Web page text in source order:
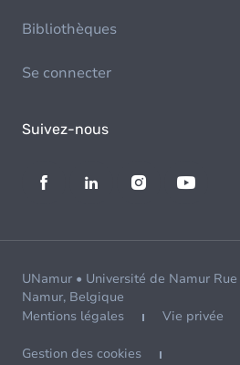
Bibliothèques
Se connecter
Suivez-nous
UNamur • Université de Namur
Namur, Belgique
Mentions légales
Vie privée
Gestion des cookies